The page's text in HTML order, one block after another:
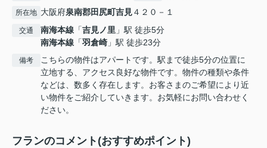
所在地 大阪府泉南郡田尻町吉見４２０－１
交通 南海本線 「吉見ノ里 」駅 徒歩5分
南海本線 「羽倉崎 」駅 徒歩23分
備考
こちらの物件はアパートです。駅まで徒歩5分の位置に
立地する、アクセス良好な物件です。物件の種類や条件
などは、数多く存在します。お客さまのご希望により近
い物件をご紹介していきます。お気軽にお問い合わせく
ださい。
フランのコメント(おすすめポイント)